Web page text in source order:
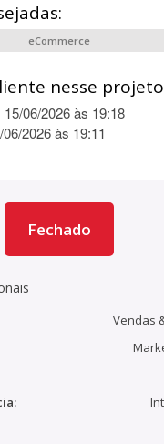
eCommerce
nesse
15/06/2026 às 19:18
06/2026 às 19:11
Fechado
Vendas